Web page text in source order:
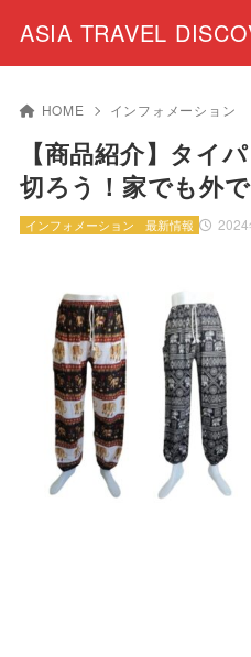
ASIA TRAVEL
HOME インフォメーション
【商品紹介】タイ
切ろう！家でも外
インフォメーション 最新情報